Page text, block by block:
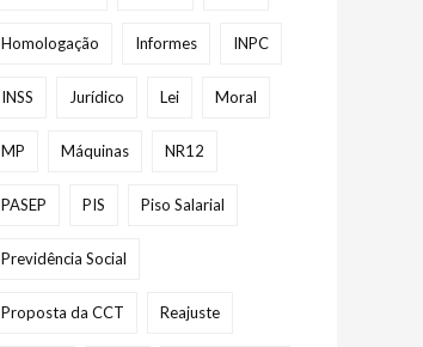
Homologação Informes INPC
INSS Jurídico Lei Moral
MP Máquinas NR12
PASEP PIS Piso Salarial
Previdência Social
Proposta da CCT Reajuste